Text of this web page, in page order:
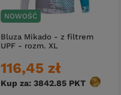
NOWOŚĆ
Bluza Mikado - z filtrem
UPF - rozm. XL
116,45 zł
Kup za: 3842.85 PKT